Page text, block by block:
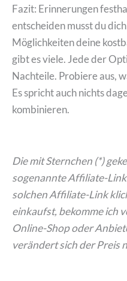
Fazit: Erinnerungen
entscheiden musst du
Möglichkeiten deine
gibt es viele. Jede der
Nachteile. Probiere aus,
Es spricht auch nichts
kombinieren.
Die mit Sternchen (*)
sogenannte Affiliate-
solchen Affiliate-Link
einkaufst, bekomme ich
Online-Shop oder
verändert sich der Preis